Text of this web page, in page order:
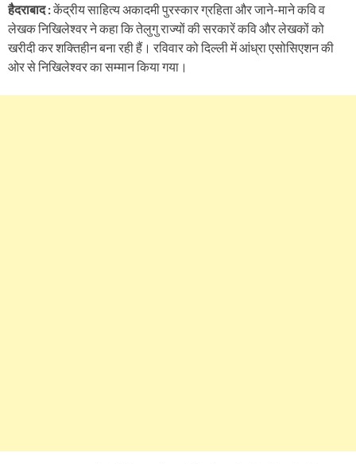
हैदराबाद :केंद्रीय साहित्य अकादमी पुरस्कार ग्रहिता और जाने-माने कवि व
लेखक निखिलेश्वर ने कहा कि तेलुगु राज्यों की सरकारें कवि और लेखकों को
खरीदी कर शक्तिहीन बना रही हैं। रविवार को दिल्ली में आंध्रा एसोसिएशन की
ओर से निखिलेश्वर का सम्मान किया गया।